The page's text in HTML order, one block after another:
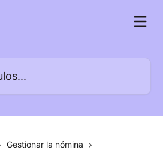
Gestionar la nómina